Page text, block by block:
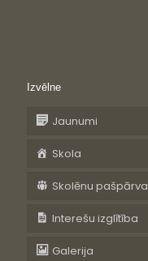
Izvēlne
Jaunumi
Skola
Skolēnu
Interešu izglītība
Galerija